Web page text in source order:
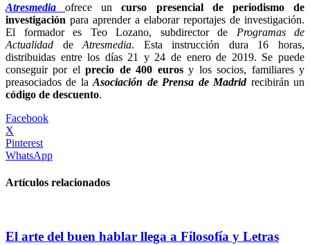
Atresmedia
ofrece uncurso presencial
de periodismo de
investigación para aprender a elaborar reportajes de investigación.
El formador es Teo Lozano, subdirector de Programas de
Actualidad deAtresmedia. Esta instrucción dura 16 horas,
distribuidas entre los días 21 y 24 de enero de 2019. Se puede
conseguir por elprecio de 400 eurosy los socios, familiares y
preasociados de laAsociación de Prensa de Madridrecibirán un
código de descuento.
Facebook
X
Pinterest
WhatsApp
Artículos relacionados
El arte del buen hablar llega a Filosofía y Letras